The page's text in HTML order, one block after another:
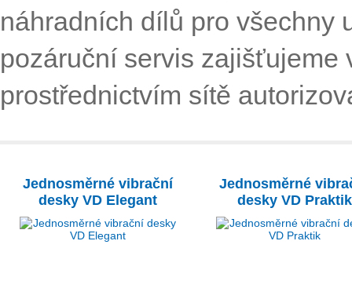
náhradních dílů pro všechny
pozáruční servis zajišťujeme
prostřednictvím sítě
Jednosměrné vibrační
desky VD Elegant
Jednosměrné
desky VD Praktik